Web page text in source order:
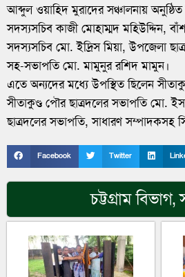
আব্দুল ওয়াহিদ মুরাদের সঞ্চালনায়
সদস্যসচিব কাজী মোহাম্মদ মহিউদ্দিন,
সদস্যসচিব মো. ইদ্রিস মিয়া, উপজেলা
সহ-সভাপতি মো. মামুনুর রশিদ মামুন।
এতে অন্যদের মধ্যে উপস্থিত ছিলেন
সীতাকুণ্ড পৌর ছাত্রদলের সভাপতি মো.
ছাত্রদলের সভাপতি, সাধারণ সম্পাদকসহ
Facebook Twitter
চট্টগ্রাম বিভাগ,